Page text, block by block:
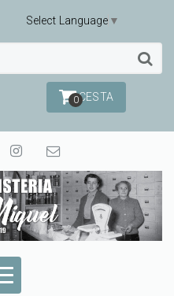
Select Language ▼
0CESTA